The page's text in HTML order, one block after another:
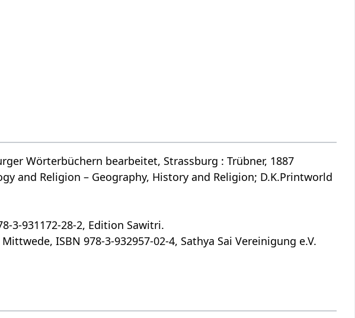
Wörterbüchern bearbeitet, Strassburg : Trübner, 1887
and Religion – Geography, History and Religion; D.K.Printworld
3-931172-28-2, Edition Sawitri.
ISBN 978-3-932957-02-4, Sathya Sai Vereinigung e.V.